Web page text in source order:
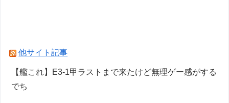
他サイト記事
【艦これ】E3-1甲ラストまで来たけど無理ゲー感がする
でち